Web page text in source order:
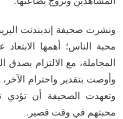
ونشرت صحيفة إندبندنت
محبة الناس؛ أهمها
المجاملة، مع الالتزام بصدق
وأوصت بتقدير واحترام
وتعهدت الصحيفة أن تؤدي
محبتهم في وقت قصير.